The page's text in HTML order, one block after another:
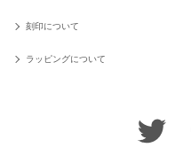
刻印について
ラッピングについて